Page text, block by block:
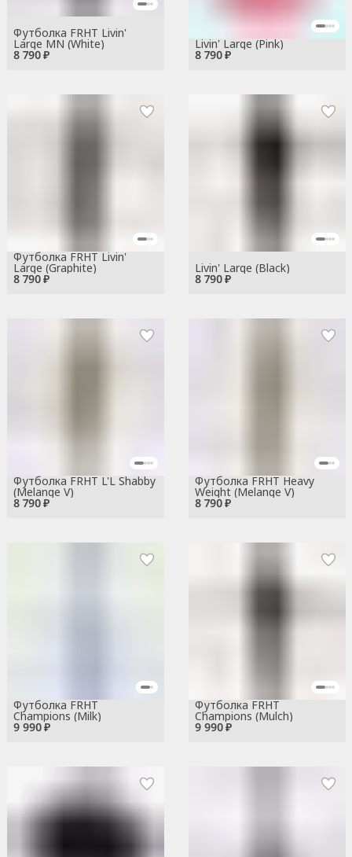
8 790 ₽
Футболка FRHT Livin'
Large MN (White)
8 790 ₽
Livin' Large (Pink)
8 790 ₽
Футболка FRHT Livin'
Large (Graphite)
8 790 ₽
Livin' Large (Black)
8 790 ₽
Футболка FRHT L'L Shabby
(Melange V)
8 790 ₽
Футболка FRHT Heavy
Weight (Melange V)
9 990 ₽
Футболка FRHT
Champions (Milk)
9 990 ₽
Футболка FRHT
Champions (Mulch)